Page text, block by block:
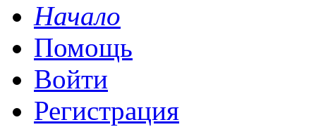
Начало
Помощь
Войти
Регистрация